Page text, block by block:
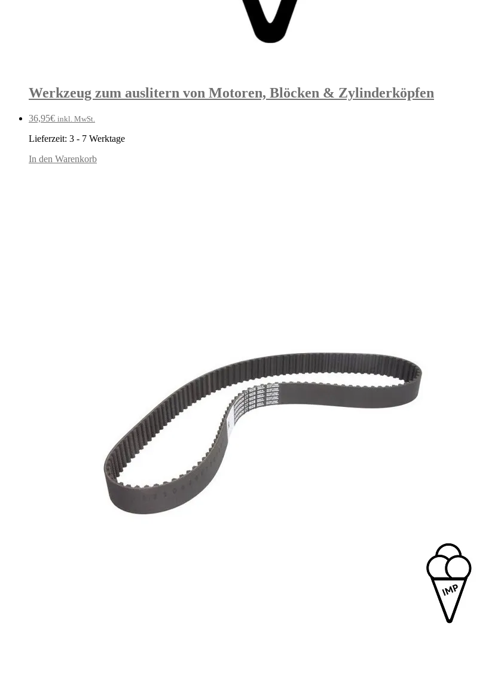
Werkzeug zum auslitern von Motoren, Blöcken & Zylinderköpfen
36,95€ inkl. MwSt.
Lieferzeit: 3 - 7 Werktage
In den Warenkorb